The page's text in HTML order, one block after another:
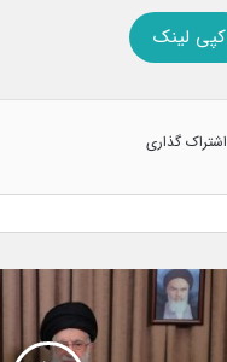
کپی لینک
اشتراک گذاری